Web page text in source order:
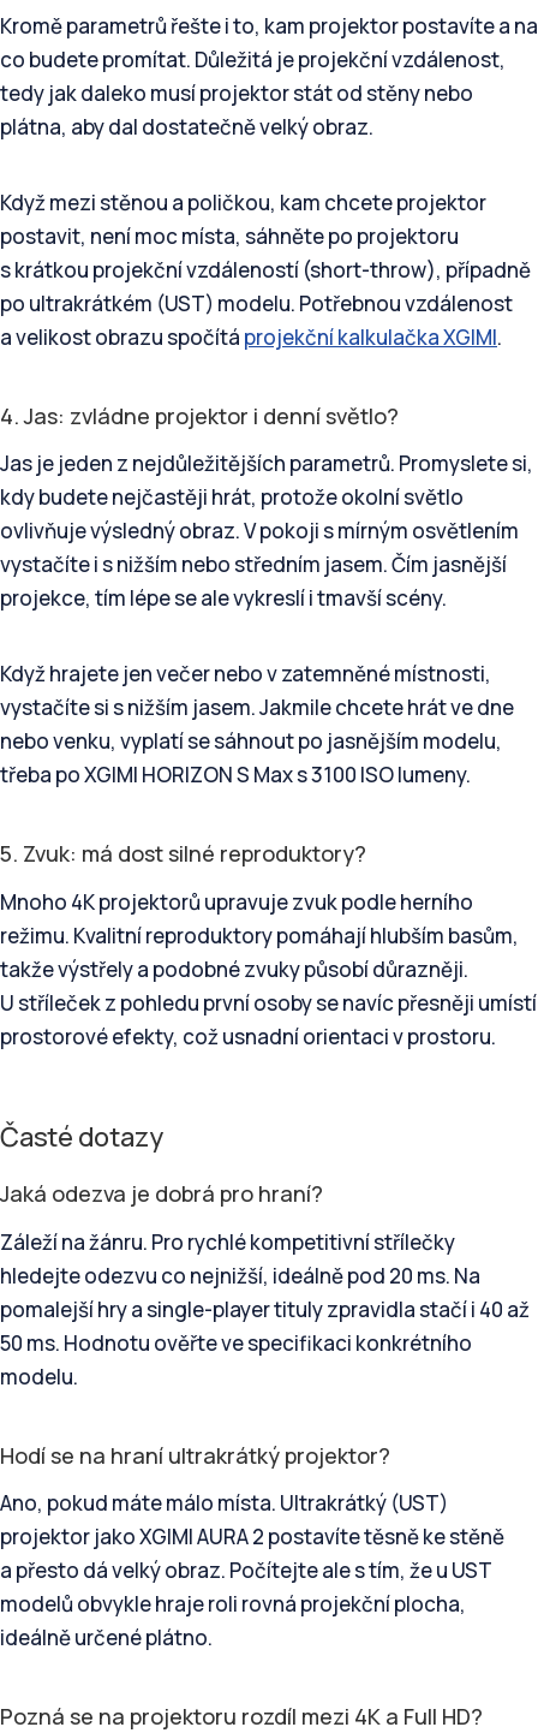
Kromě parametrů řešte i to, kam projektor postavíte a na
co budete promítat. Důležitá je projekční vzdálenost,
tedy jak daleko musí projektor stát od stěny nebo
plátna, aby dal dostatečně velký obraz.
Když mezi stěnou a poličkou, kam chcete projektor
postavit, není moc místa, sáhněte po projektoru
s krátkou projekční vzdáleností (short-throw), případně
po ultrakrátkém (UST) modelu. Potřebnou vzdálenost
a velikost obrazu spočítá projekční kalkulačka XGIMI.
4. Jas: zvládne projektor i denní světlo?
Jas je jeden z nejdůležitějších parametrů. Promyslete si,
kdy budete nejčastěji hrát, protože okolní světlo
ovlivňuje výsledný obraz. V pokoji s mírným osvětlením
vystačíte i s nižším nebo středním jasem. Čím jasnější
projekce, tím lépe se ale vykreslí i tmavší scény.
Když hrajete jen večer nebo v zatemněné místnosti,
vystačíte si s nižším jasem. Jakmile chcete hrát ve dne
nebo venku, vyplatí se sáhnout po jasnějším modelu,
třeba po XGIMI HORIZON S Max s 3100 ISO lumeny.
5. Zvuk: má dost silné reproduktory?
Mnoho 4K projektorů upravuje zvuk podle herního
režimu. Kvalitní reproduktory pomáhají hlubším basům,
takže výstřely a podobné zvuky působí důrazněji.
U stříleček z pohledu první osoby se navíc přesněji umístí
prostorové efekty, což usnadní orientaci v prostoru.
Časté dotazy
Jaká odezva je dobrá pro hraní?
Záleží na žánru. Pro rychlé kompetitivní střílečky
hledejte odezvu co nejnižší, ideálně pod 20 ms. Na
pomalejší hry a single-player tituly zpravidla stačí i 40 až
50 ms. Hodnotu ověřte ve specifikaci konkrétního
modelu.
Hodí se na hraní ultrakrátký projektor?
Ano, pokud máte málo místa. Ultrakrátký (UST)
projektor jako XGIMI AURA 2 postavíte těsně ke stěně
a přesto dá velký obraz. Počítejte ale s tím, že u UST
modelů obvykle hraje roli rovná projekční plocha,
ideálně určené plátno.
Pozná se na projektoru rozdíl mezi 4K a Full HD?